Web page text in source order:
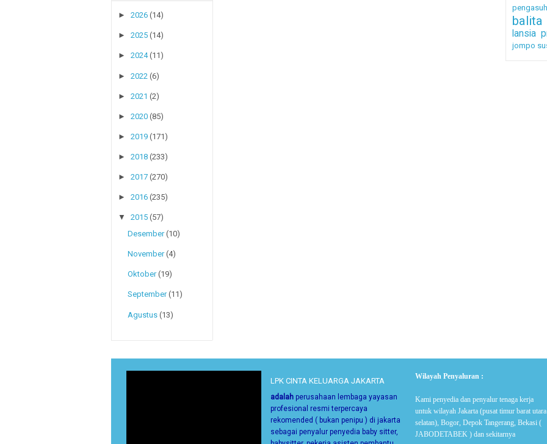
►2026 (14)
►2025 (14)
►2024 (11)
►2022 (6)
►2021 (2)
►2020 (85)
►2019 (171)
►2018 (233)
►2017 (270)
►2016 (235)
▼ 2015 (57)
Desember (10)
November (4)
Oktober (19)
September (11)
Agustus (13)
balita
lansia
jompo
LPK CINTA KELUARGA JAKARTA
adalah perusahaan lembaga yayasan
profesional resmi terpercaya
rekomended ( bukan penipu ) di jakarta
sebagai penyalur penyedia baby sitter,
Wilayah Penyaluran :
Kami penyedia dan penyalur tenaga kerja
untuk wilayah Jakarta (pusat timur barat utara
selatan), Bogor, Depok Tangerang, Bekasi (
JABODETABEK ) dan sekitarnya